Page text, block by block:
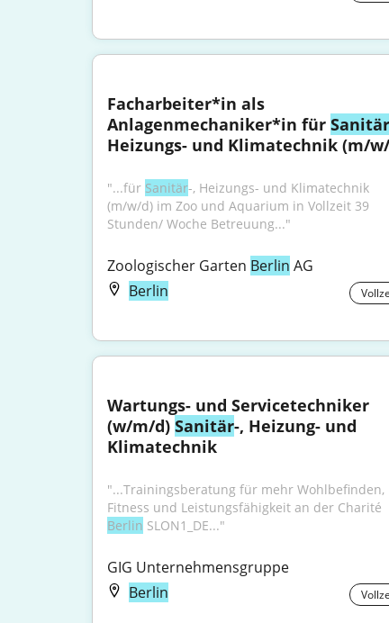
Facharbeiter*in als
Anlagenmechaniker*in für Sanitär
Heizungs- und Klimatechnik (m/
"...für Sanitär-, Heizungs- und Klimatechnik
(m/w/d) im Zoo und Aquarium in Vollzeit 39
Stunden/ Woche Betreuung..."
Zoologischer Garten Berlin AG
Berlin
Wartungs- und Servicetechniker
(w/m/d) Sanitär-, Heizung- und
Klimatechnik
"...Trainingsberatung für mehr Wohlbefinden,
Berlin SLON1_DE..."
GIG Unternehmensgruppe
Berlin